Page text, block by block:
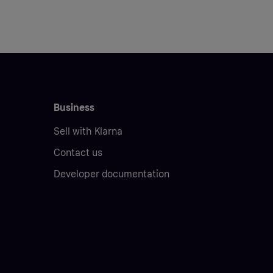
Business
Sell with Klarna
Contact us
Developer documentation